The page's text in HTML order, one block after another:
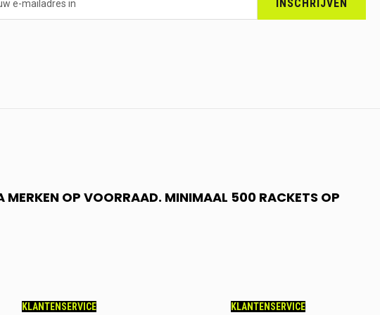
INSCHRIJVEN
MERKEN OP VOORRAAD. MINIMAAL 500 RACKETS OP
KLANTENSERVICE KLANTENSERVICE